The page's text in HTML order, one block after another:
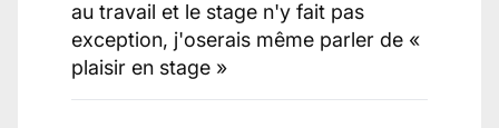
au travail et le stage n'y fait pas
exception, j'oserais même parler de «
plaisir en stage »